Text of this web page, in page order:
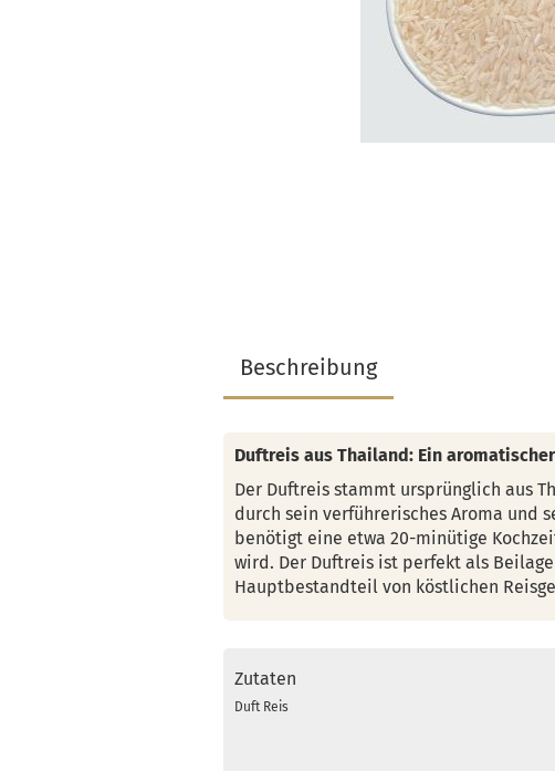
Beschreibung
Duftreis aus Thailand: Ein
Der Duftreis stammt ursprünglich aus
durch sein verführerisches Aroma und
benötigt eine etwa 20-minütige
wird. Der Duftreis ist perfekt als
Hauptbestandteil von köstlichen
Zutaten
Duft Reis